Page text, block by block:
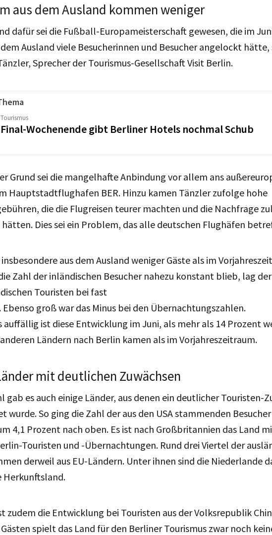
aus dem Ausland kommen weniger
dafür sei die Fußball-Europameisterschaft gewesen, die im
Ausland viele Besucherinnen und Besucher angelockt
Sprecher der Tourismus-Gesellschaft Visit Berlin.
Tourismus
Final-Wochenende gibt Berliner Hotels nochmal Schub
Grund sei die mangelhafte Anbindung vor allem ans
Hauptstadtflughafen BER. Hinzu kamen Tänzler zufolge hohe
die die Flugreisen teurer machten und die Nachfrage
Dies sei ein Problem, das alle deutschen Flughäfen
aus dem Ausland weniger Gäste als im
Zahl der inländischen Besucher nahezu konstant blieb, lag
Touristen bei fast
Ebenso groß war das Minus bei den Übernachtungszahlen.
auffällig ist diese Entwicklung im Juni, als mehr als 14 Prozent
anderen Ländern nach Berlin kamen als im Vorjahreszeitraum.
mit deutlichen Zuwächsen
gab es auch einige Länder, aus denen ein deutlicher Touristen-
wurde. So ging die Zahl der aus den USA stammenden
4,1 Prozent nach oben. Es ist nach Großbritannien das Land
Touristen und -Übernachtungen. Rund drei Viertel der
derweil aus EU-Ländern. Unter ihnen sind die Niederlande
Herkunftsland.
zudem die Entwicklung bei Touristen aus der Volksrepublik
Gästen spielt das Land für den Berliner Tourismus zwar noch